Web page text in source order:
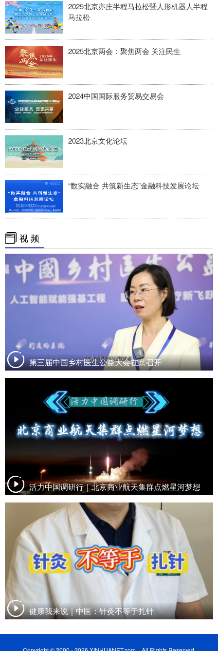
2025北京亦庄半程马拉松暨人形机器人半程
马拉松
2025北京两会：聚焦两会 关注民生
2024中国国际服务贸易交易会
2023北京文化论坛
“数实融合 共筑新生态”金融科技发展论坛
视 频
第三届中国乡村医生公益大会在京召开
活力中国调研行｜北京商业航天集群点燃星河梦想
健康我来说｜中医：针灸不等于扎针